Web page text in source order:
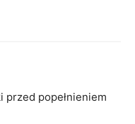
przed popełnieniem